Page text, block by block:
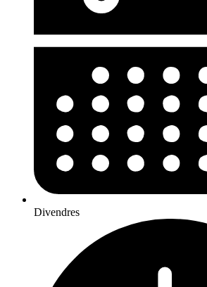
Divendres